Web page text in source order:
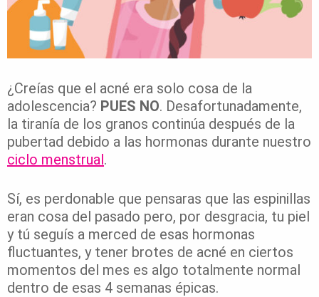
¿Creías que el acné era solo cosa de la
adolescencia? PUES NO. Desafortunadamente,
la tiranía de los granos continúa después de la
pubertad debido a las hormonas durante nuestro
ciclo menstrual.
Sí, es perdonable que pensaras que las espinillas
eran cosa del pasado pero, por desgracia, tu piel
y tú seguís a merced de esas hormonas
fluctuantes, y tener brotes de acné en ciertos
momentos del mes es algo totalmente normal
dentro de esas 4 semanas épicas.